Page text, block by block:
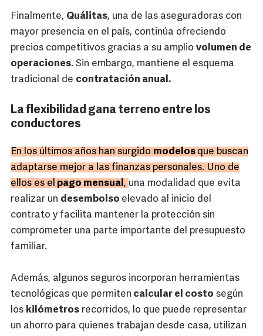
Finalmente, Quálitas, una de las aseguradoras con
mayor presencia en el país, continúa ofreciendo
precios competitivos gracias a su amplio volumen de
operaciones. Sin embargo, mantiene el esquema
tradicional de contratación anual.
La flexibilidad gana terreno entre los
conductores
En los últimos años han surgido modelos que buscan
adaptarse mejor a las finanzas personales. Uno de
ellos es el pago mensual, una modalidad que evita
realizar un desembolso elevado al inicio del
contrato y facilita mantener la protección sin
comprometer una parte importante del presupuesto
familiar.
Además, algunos seguros incorporan herramientas
tecnológicas que permiten calcular el costo según
los kilómetros recorridos, lo que puede representar
un ahorro para quienes trabajan desde casa, utilizan